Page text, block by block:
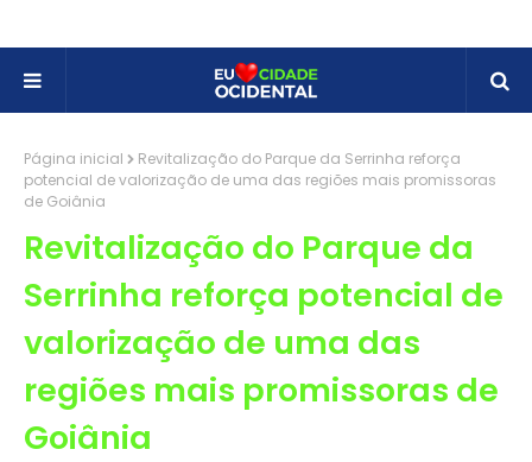
Página inicial
Revitalização do Parque da Serrinha reforça
potencial de valorização de uma das regiões mais promissoras
de Goiânia
Revitalização do Parque da
Serrinha reforça potencial de
valorização de uma das
regiões mais promissoras de
Goiânia